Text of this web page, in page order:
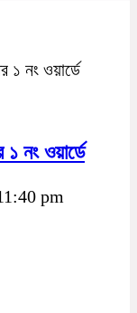
১ নং ওয়ার্ডে
১ নং ওয়ার্ডে
pm